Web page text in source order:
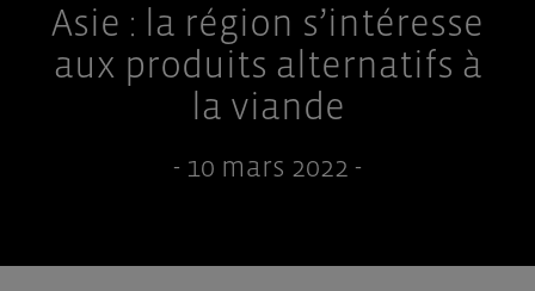
Asie : la région s’intéresse
aux produits alternatifs à
la viande
- 10 mars 2022 -